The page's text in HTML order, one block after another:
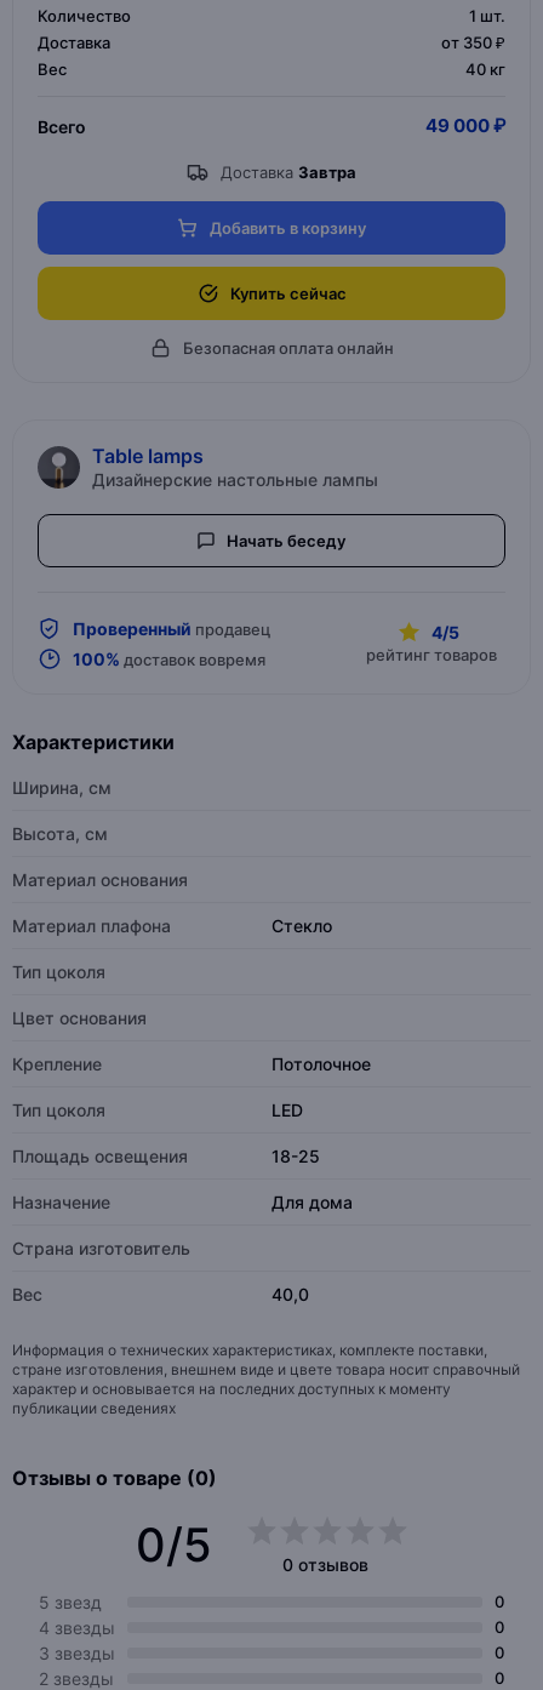
Количество 1 шт.
Доставка
от 350 ₽
Вес
40 кг
Всего 49 000 ₽
Доставка Завтра
Добавить в корзину
Купить сейчас
Безопасная оплата онлайн
Table lamps
Дизайнерские настольные лампы
Начать беседу
Проверенный продавец
100% доставок вовремя
4/5
рейтинг товаров
Характеристики
Ширина, см
Высота, см
Материал основания
Материал плафона Стекло
Тип цоколя
Цвет основания
Крепление Потолочное
Тип цоколя LED
Площадь освещения 18-25
Назначение Для дома
Страна изготовитель
Вес 40,0
Информация о технических характеристиках, комплекте поставки,
стране изготовления, внешнем виде и цвете товара носит справочный
характер и основывается на последних доступных к моменту
публикации сведениях
Отзывы о товаре (0)
0/5
0 отзывов
5 звезд
0
4 звезды 0
3 звезды 0
2 звезды 0